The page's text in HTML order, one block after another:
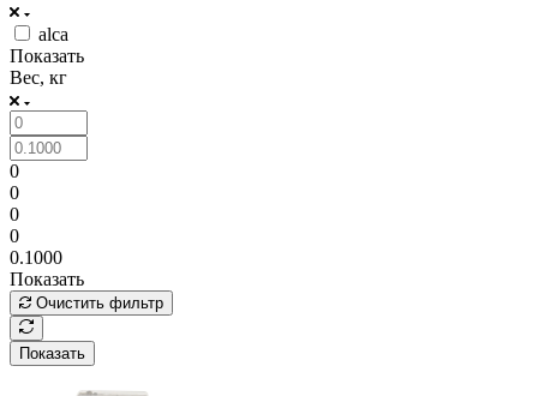
alca
Показать
Вес, кг
0
0
0
0
0.1000
Показать
Очистить фильтр
Показать